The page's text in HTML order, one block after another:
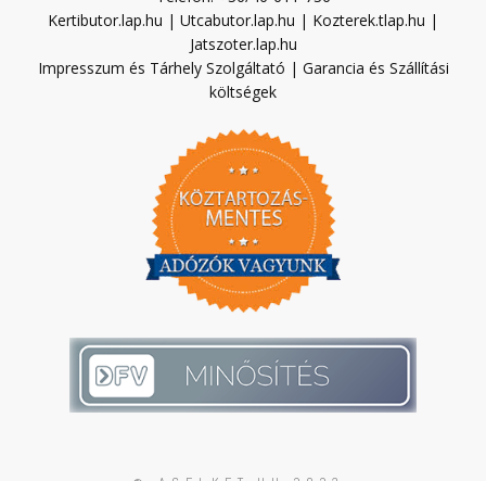
Kertibutor.lap.hu | Utcabutor.lap.hu | Kozterek.tlap.hu |
Jatszoter.lap.hu
Impresszum és Tárhely Szolgáltató | Garancia és Szállítási
költségek